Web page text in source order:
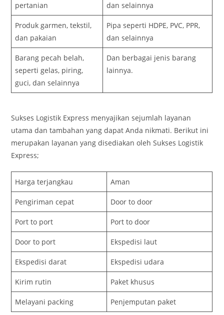
pertanian
dan selainnya
Produk garmen, tekstil,
dan pakaian
Pipa seperti HDPE, PVC, PPR,
dan selainnya
Barang pecah belah,
seperti gelas, piring,
guci, dan selainnya
Dan berbagai jenis barang
lainnya.
Sukses Logistik Express menyajikan sejumlah layanan
utama dan tambahan yang dapat Anda nikmati. Berikut ini
merupakan layanan yang disediakan oleh Sukses Logistik
Express;
Harga terjangkau Aman
Pengiriman cepat Door to door
Port to port Port to door
Door to port Ekspedisi laut
Ekspedisi darat Ekspedisi udara
Kirim rutin Paket khusus
Melayani packing Penjemputan paket